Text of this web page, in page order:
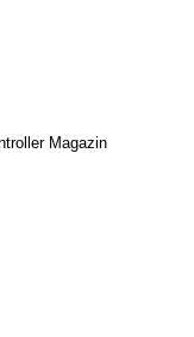
Magazin